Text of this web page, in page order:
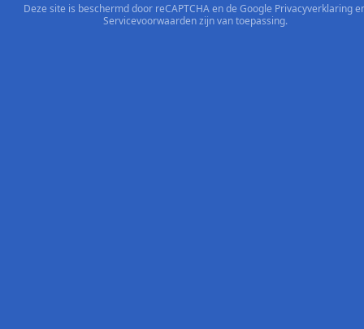
Deze site is beschermd door reCAPTCHA en de Google Privacyverklaring
Servicevoorwaardenzijn van toepassing.